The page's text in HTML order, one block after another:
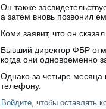
Он также
а затем вновь позвонил
Коми заявит, что он
Бывший директор ФБР
когда они одновременно
Однако за четыре месяца
телефону.
Войдите , чтобы оставлять